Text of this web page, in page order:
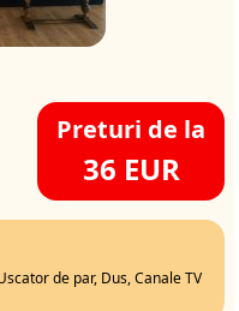
Preturi de la
36 EUR
de par, Dus, Canale TV